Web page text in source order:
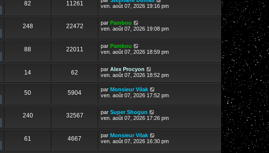
82 11261
ven. août 07, 2026 19:16 pm
248 22472 par Pambou
ven. août 07, 2026 19:08 pm
88 22011 par Pambou
ven. août 07, 2026 18:59 pm
14 62 par Alex Procyon
ven. août 07, 2026 18:52 pm
50 5904 par Monsieur Vilak
ven. août 07, 2026 17:52 pm
240 32567 par Super Shogun
ven. août 07, 2026 17:26 pm
61 4667 par Monsieur Vilak
ven. août 07, 2026 16:30 pm